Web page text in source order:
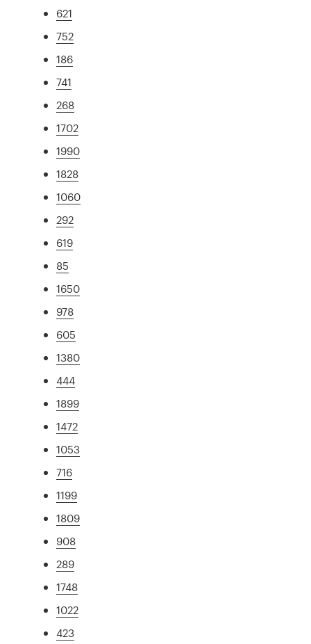
621
752
186
741
268
1702
1990
1828
1060
292
619
85
1650
978
605
1380
444
1899
1472
1053
716
1199
1809
908
289
1748
1022
423